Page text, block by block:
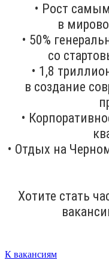
• Рост
в
• 50%
со
• 1,8
в создание
•
• Отдых на
Хотите стать
К вакансиям